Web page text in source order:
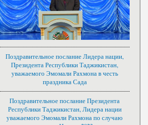
Поздравительное послание Лидера нации,
Президента Республики Таджикистан,
уважаемого Эмомали Рахмона в честь
праздника Сада
Поздравительное послание Президента
Республики Таджикистан, Лидера нации
уважаемого Эмомали Рахмона по случаю